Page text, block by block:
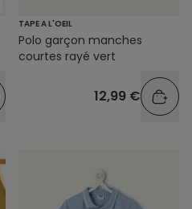
TAPE A L'OEIL
Polo garçon manches
courtes rayé vert
12,99 €